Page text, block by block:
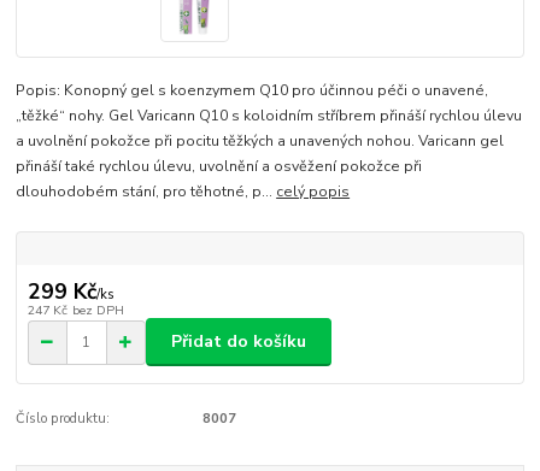
Popis: Konopný gel s koenzymem Q10 pro účinnou péči o unavené,
„těžké“ nohy. Gel Varicann Q10 s koloidním stříbrem přináší rychlou úlevu
a uvolnění pokožce při pocitu těžkých a unavených nohou. Varicann gel
přináší také rychlou úlevu, uvolnění a osvěžení pokožce při
dlouhodobém stání, pro těhotné, p... celý popis
299 Kč/ks
247 Kč bez DPH
Přidat do košíku
Číslo produktu: 8007